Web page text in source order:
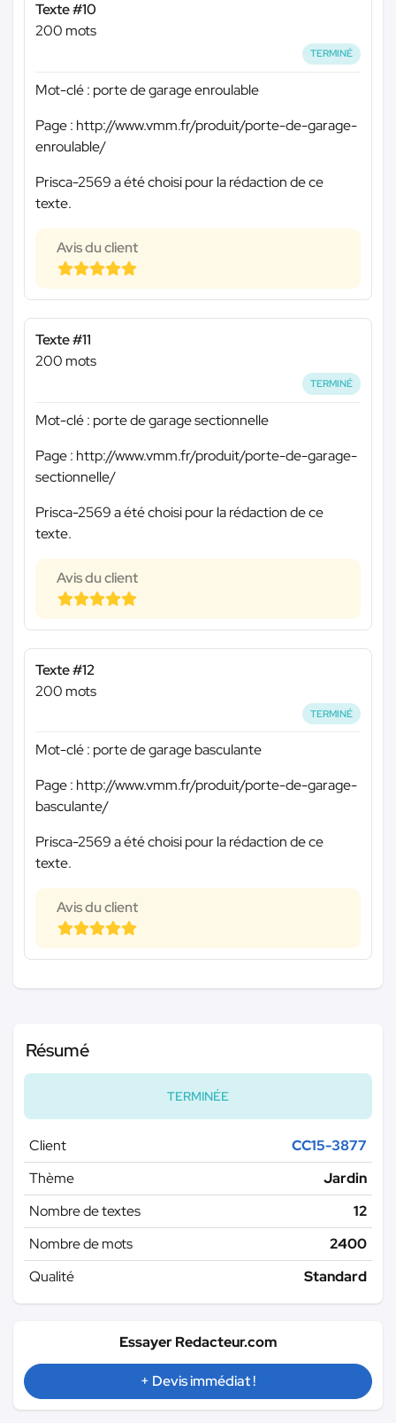
Texte #10
200 mots
TERMINÉ
Mot-clé : porte de garage enroulable
Page : http://www.vmm.fr/produit/porte-de-garage-
enroulable/
Prisca-2569 a été choisi pour la rédaction de ce
texte.
Avis du client
Texte #11
200 mots
TERMINÉ
Mot-clé : porte de garage sectionnelle
Page : http://www.vmm.fr/produit/porte-de-garage-
sectionnelle/
Prisca-2569 a été choisi pour la rédaction de ce
texte.
Avis du client
Texte #12
200 mots
TERMINÉ
Mot-clé : porte de garage basculante
Page : http://www.vmm.fr/produit/porte-de-garage-
basculante/
Prisca-2569 a été choisi pour la rédaction de ce
texte.
Avis du client
Résumé
TERMINÉE
Client
CC15-3877
Thème
Jardin
Nombre de textes
12
Nombre de mots
2400
Qualité
Standard
Essayer Redacteur.com
+ Devis immédiat !